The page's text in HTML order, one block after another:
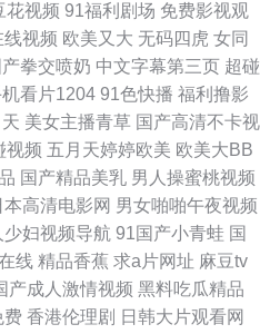
亚色图 丁香五月天狠狠撸 美日青青肏
人午夜剧场福利 一区二区 午夜福利论
类激情ve 久久伊人免费 超碰注妇 91
线播放 99超碰大香蕉 欧美a四级片 日
91豆花网页 51青草视频在线 国产六
合 黄色免费高清网站 91磁力 韩国福
花视频 91福利剧场 免费影视观
线视频 欧美又大 无码四虎 女同
拳交喷奶 中文字幕第三页 超碰
看片1204 91色快播 福利撸影
美女主播青草 国产高清不卡视
视频 五月天婷婷欧美 欧美大BB
国产精品美乳 男人操蜜桃视频
本高清电影网 男女啪啪午夜视频
少妇视频导航 91国产小青蛙 国
线 精品香蕉 求a片网址 麻豆tv
产成人激情视频 黑料吃瓜精品
费 香港伦理剧 日韩大片观看网